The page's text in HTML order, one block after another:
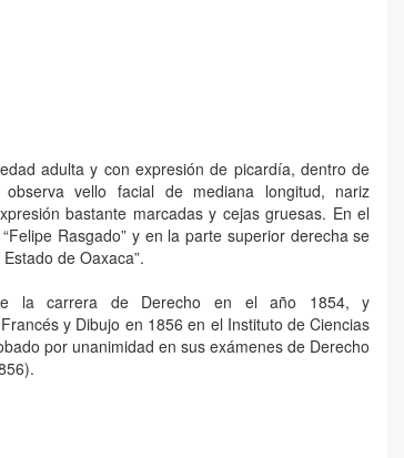
adulta y con expresión de picardía, dentro de
vello facial de mediana longitud, nariz
bastante marcadas y cejas gruesas. En el
Rasgado” y en la parte superior derecha se
de Oaxaca”.
la carrera de Derecho en el año 1854, y
y Dibujo en 1856 en el Instituto de Ciencias
por unanimidad en sus exámenes de Derecho